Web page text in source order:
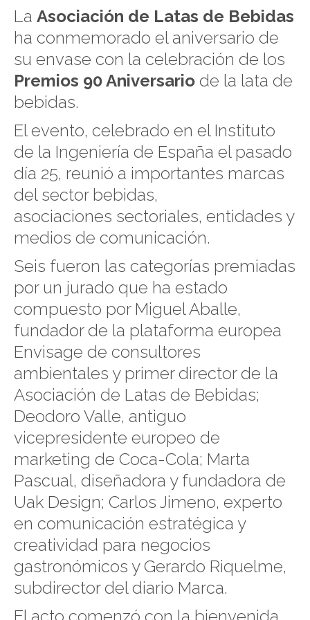
La Asociación de Latas de Bebidas
ha conmemorado el aniversario de
su envase con la celebración de los
Premios 90 Aniversario de la lata de
bebidas.
El evento, celebrado en el Instituto
de la Ingeniería de España el pasado
día 25, reunió a importantes marcas
del sector bebidas,
asociaciones sectoriales, entidades y
medios de comunicación.
Seis fueron las categorías premiadas
por un jurado que ha estado
compuesto por Miguel Aballe,
fundador de la plataforma europea
Envisage de consultores
ambientales y primer director de la
Asociación de Latas de Bebidas;
Deodoro Valle, antiguo
vicepresidente europeo de
marketing de Coca-Cola; Marta
Pascual, diseñadora y fundadora de
Uak Design; Carlos Jimeno, experto
en comunicación estratégica y
creatividad para negocios
gastronómicos y Gerardo Riquelme,
subdirector del diario Marca.